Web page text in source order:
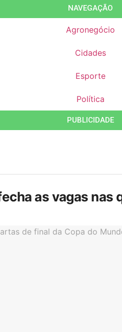
NAVEGAÇÃO
Agronegócio
Cidades
Esporte
Política
PUBLICIDADE
as vagas